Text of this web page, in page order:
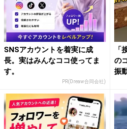
SNSアカウントを着実に成
長。実はみんなココ使ってま
す。
PR(Dreaw合同会社)
の
振